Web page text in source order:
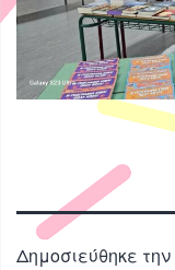
Δημοσιεύθηκε την